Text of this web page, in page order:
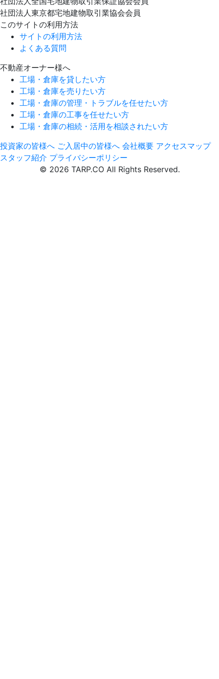
社団法人東京都宅地建物取引業協会会員
このサイトの利用方法
サイトの利用方法
よくある質問
不動産オーナー様へ
工場・倉庫を貸したい方
工場・倉庫を売りたい方
工場・倉庫の管理・トラブルを任せたい方
工場・倉庫の工事を任せたい方
工場・倉庫の相続・活用を相談されたい方
投資家の皆様へ ご入居中の皆様へ 会社概要 アクセスマップ
スタッフ紹介 プライバシーポリシー
© 2026 TARP.CO All Rights Reserved.